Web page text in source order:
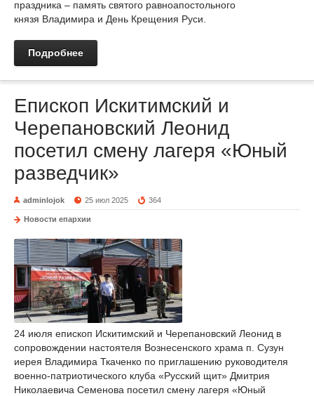
праздника – память святого равноапостольного
князя Владимира и День Крещения Руси.
Подробнее
Епископ Искитимский и
Черепановский Леонид
посетил смену лагеря «Юный
разведчик»
adminlojok 25 июл 2025 364
Новости епархии
24 июля епископ Искитимский и Черепановский Леонид в
сопровождении настоятеля Вознесенского храма п. Сузун
иерея Владимира Ткаченко по приглашению руководителя
военно-патриотического клуба «Русский щит» Дмитрия
Николаевича Семенова посетил смену лагеря «Юный